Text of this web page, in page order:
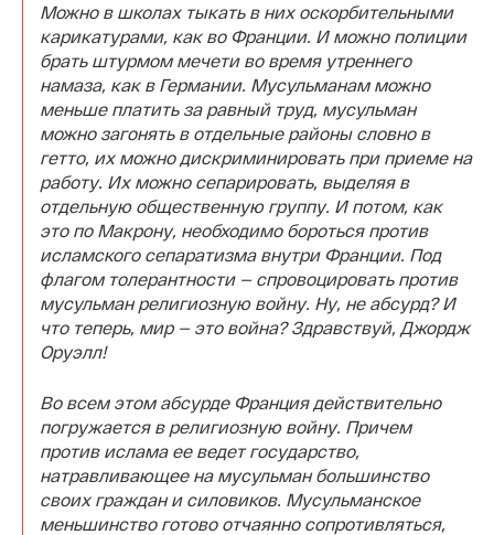
Можно в школах тыкать в них оскорбительными
карикатурами, как во Франции. И можно полиции
брать штурмом мечети во время утреннего
намаза, как в Германии. Мусульманам можно
меньше платить за равный труд, мусульман
можно загонять в отдельные районы словно в
гетто, их можно дискриминировать при приеме на
работу. Их можно сепарировать, выделяя в
отдельную общественную группу. И потом, как
это по Макрону, необходимо бороться против
исламского сепаратизма внутри Франции. Под
флагом толерантности — спровоцировать против
мусульман религиозную войну. Ну, не абсурд? И
что теперь, мир — это война? Здравствуй, Джордж
Оруэлл!
Во всем этом абсурде Франция действительно
погружается в религиозную войну. Причем
против ислама ее ведет государство,
натравливающее на мусульман большинство
своих граждан и силовиков. Мусульманское
меньшинство готово отчаянно сопротивляться,